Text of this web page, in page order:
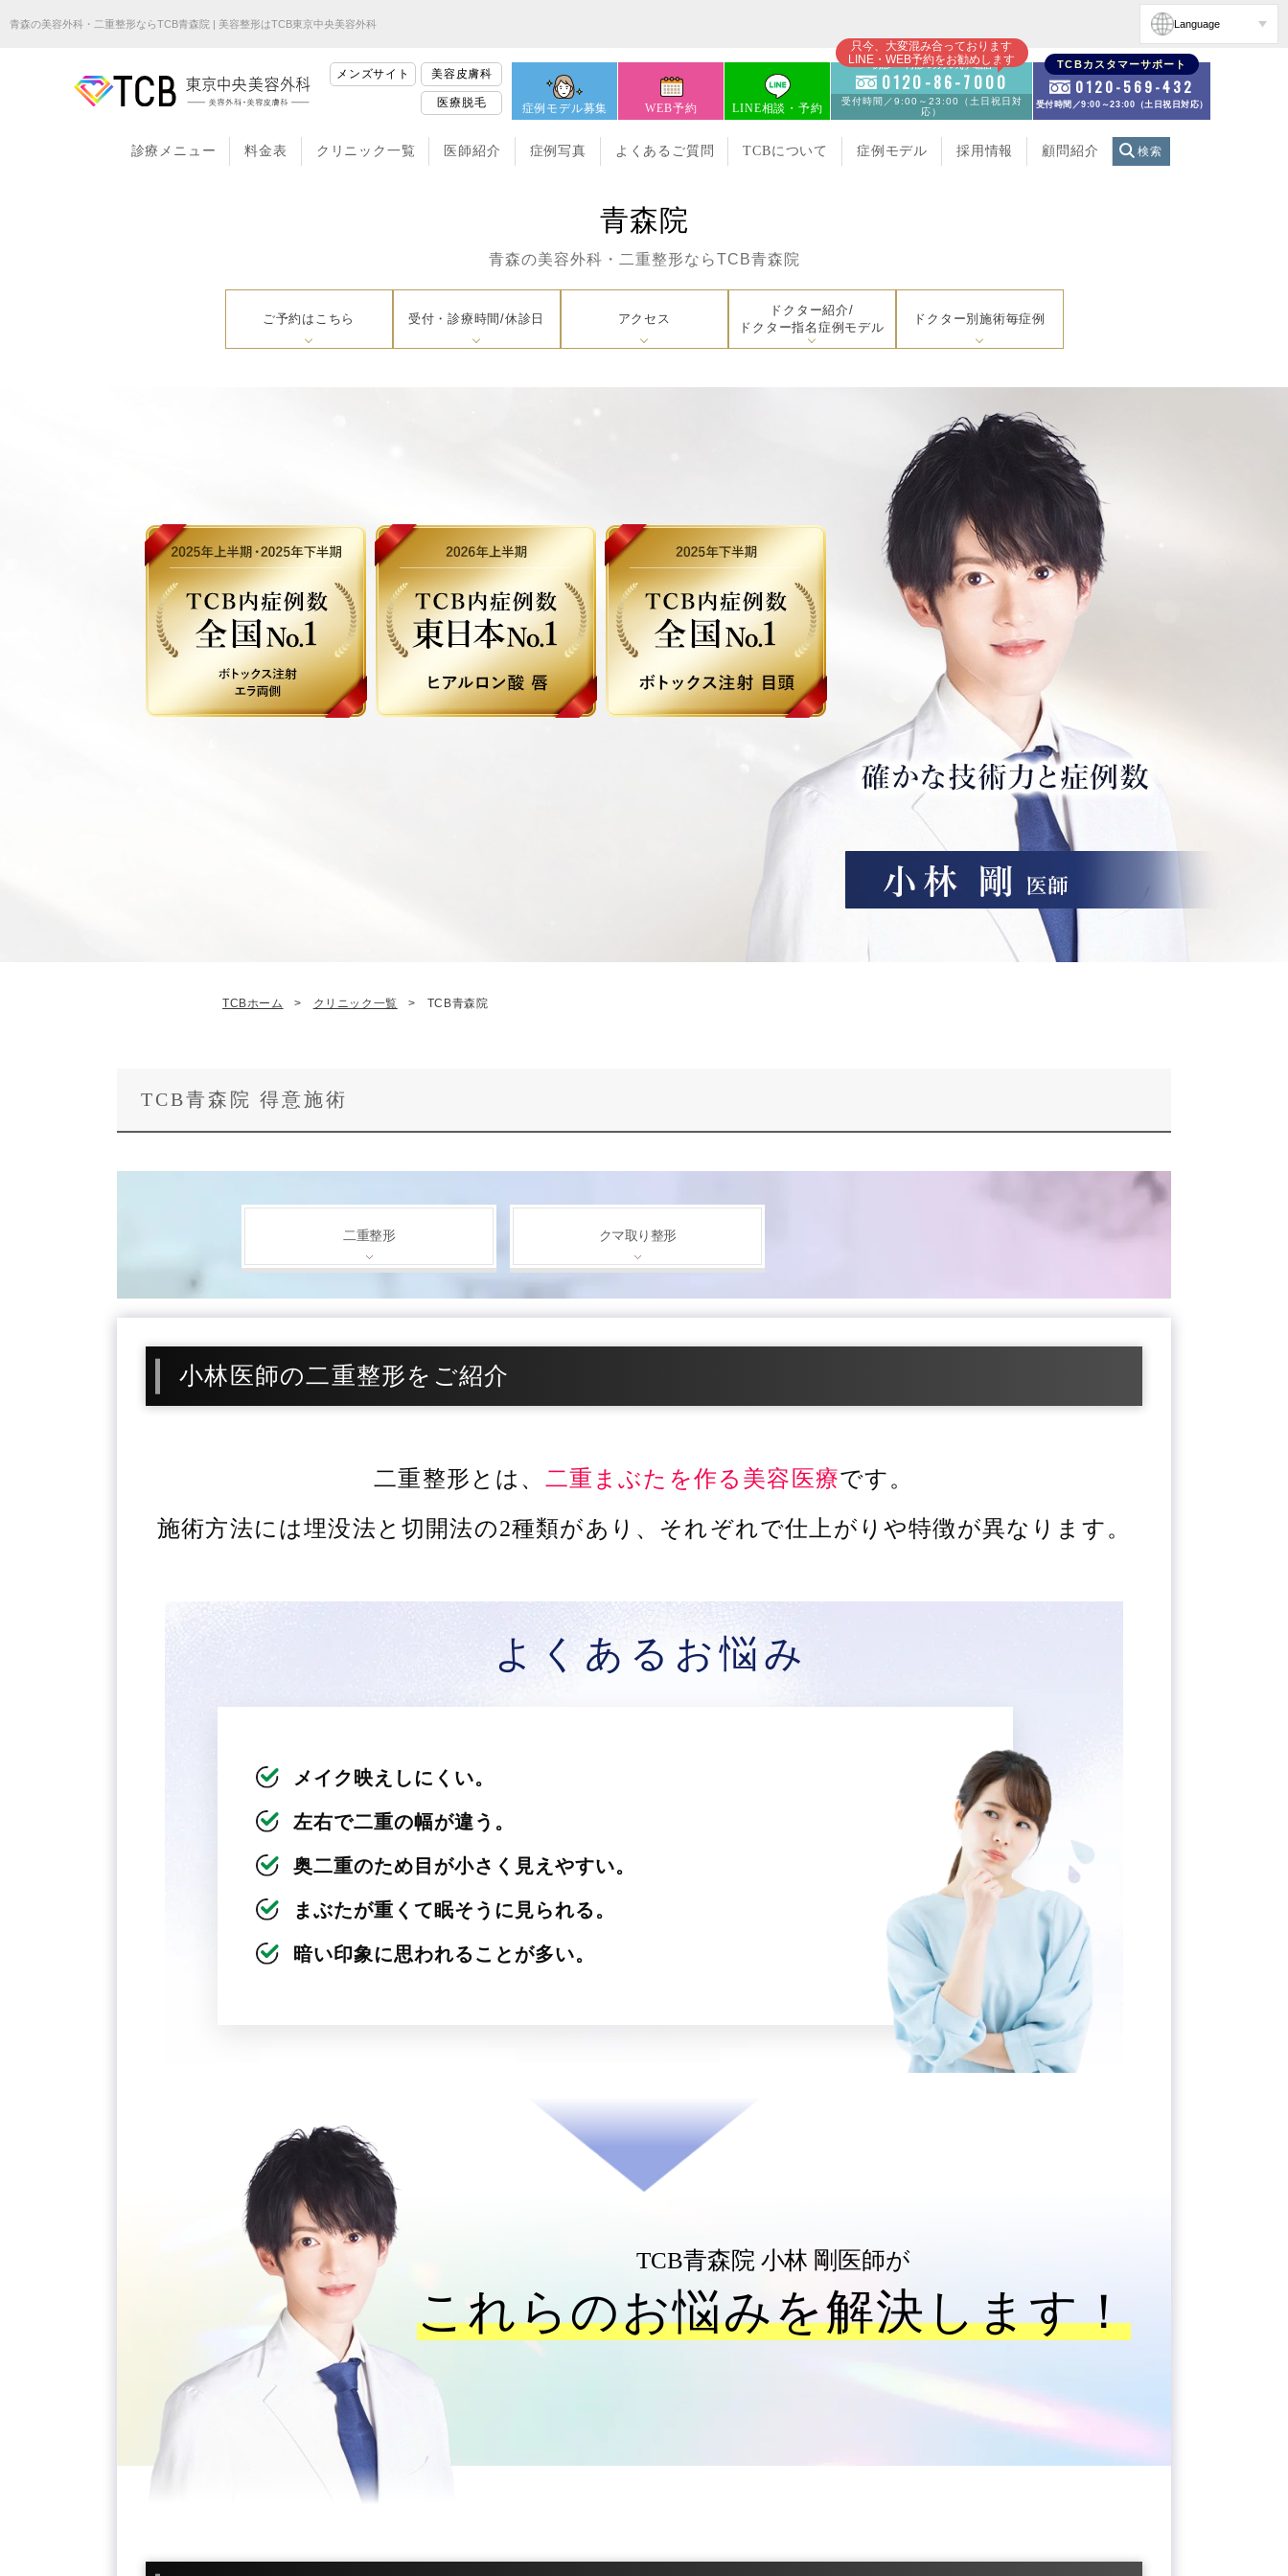
青森の美容外科・二重整形ならTCB青森院 | 美容整形はTCB東京中央美容外科 Language
メンズサイト 美容皮膚科
医療脱毛 症例モデル募集 WEB予約 LINE相談・予約
只今、大変混み合っております
LINE・WEB予約をお勧めします
初診・再診の方のお電話
0120-86-7000
受付時間／9:00～23:00（土日祝日対
応）
TCBカスタマーサポート
0120-569-432
受付時間／9:00～23:00（土日祝日対応）
診療メニュー 料金表 クリニック一覧 医師紹介 症例写真 よくあるご質問 TCBについて 症例モデル 採用情報 顧問紹介 検索
青森院
青森の美容外科・二重整形ならTCB青森院
ご予約はこちら 受付・診療時間/休診日 アクセス
ドクター紹介/
ドクター指名症例モデル
ドクター別施術毎症例
TCBホーム クリニック一覧 TCB青森院
TCB青森院 得意施術
二重整形 クマ取り整形
小林医師の二重整形をご紹介
二重整形とは、 二重まぶたを作る美容医療です。
施術方法には埋没法と切開法の2種類があり、 それぞれで仕上がりや特徴が異なります。
よくあるお悩み
メイク映えしにくい。
左右で二重の幅が違う。
奥二重のため目が小さく見えやすい。
まぶたが重くて眠そうに見られる。
暗い印象に思われることが多い。
TCB青森院 小林 剛医師が
これらのお悩みを解決します！